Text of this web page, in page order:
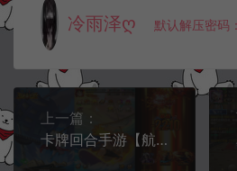
冷雨泽ღ 默认解压密码
上一篇：
卡牌回合手游【航海王强者意志】10月最新整理Win一键服务端+运营后台+CDK卡密授权后台+安卓苹果双端+详细搭建教程